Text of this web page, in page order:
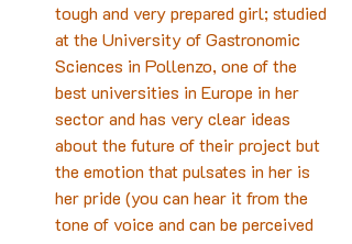
tough and very prepared girl; studied
at the University of Gastronomic
Sciences in Pollenzo, one of the
best universities in Europe in her
sector and has very clear ideas
about the future of their project but
the emotion that pulsates in her is
her pride (you can hear it from the
tone of voice and can be perceived